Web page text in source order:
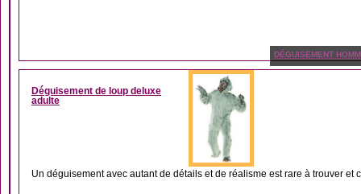
DÉGUISEMENT
Déguisement de loup deluxe
adulte
Un déguisement avec autant de détails et de réalisme est rare à trouver et